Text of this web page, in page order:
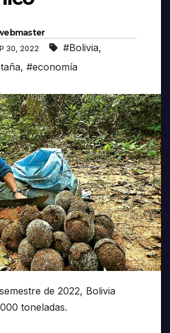
30, 2022 #Bolivia,
, #economía
de 2022, Bolivia
toneladas.